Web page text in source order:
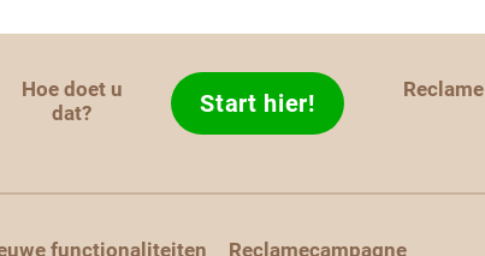
Hoe doet u
dat?
Start hier! Reclame
functionaliteiten Reclamecampagne